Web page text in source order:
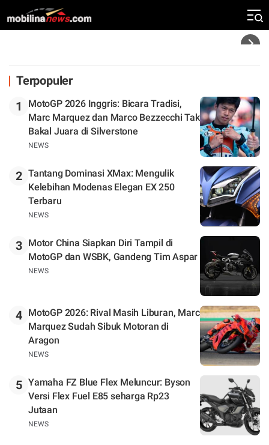
Silverstone. Seri Selanjutnya Belum Jelas
Terpopuler
1
MotoGP 2026 Inggris: Bicara Tradisi,
Marc Marquez dan Marco Bezzecchi Tak
Bakal Juara di Silverstone
NEWS
2 Tantang Dominasi XMax: Mengulik
Kelebihan Modenas Elegan EX 250
Terbaru
NEWS
3
Motor China Siapkan Diri Tampil di
MotoGP dan WSBK, Gandeng Tim Aspar
NEWS
4
MotoGP 2026: Rival Masih Liburan, Marc
Marquez Sudah Sibuk Motoran di
Aragon
NEWS
5 Yamaha FZ Blue Flex Meluncur: Byson
Versi Flex Fuel E85 seharga Rp23
Jutaan
NEWS